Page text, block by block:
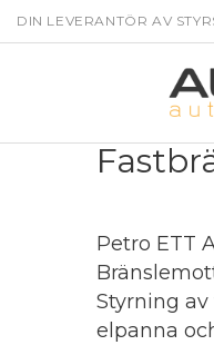
DIN LEVERANTÖR AV
Petro ETT
Styrning
elpanna